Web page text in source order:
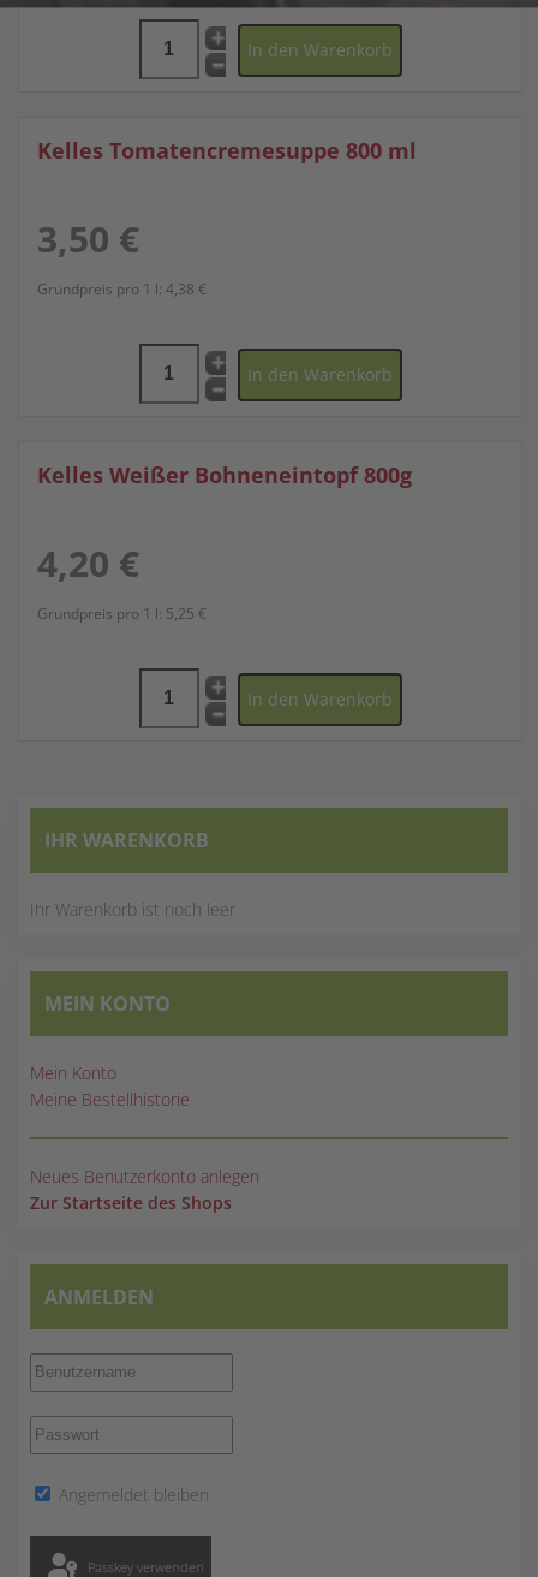
Kelles Tomatencremesuppe 800 ml
3,50 €
Grundpreis pro 1 l: 4,38 €
Kelles Weißer Bohneneintopf 800g
4,20 €
Grundpreis pro 1 l: 5,25 €
IHR WARENKORB
Ihr Warenkorb ist noch leer.
MEIN KONTO
Mein Konto
Meine Bestellhistorie
Neues Benutzerkonto anlegen
Zur Startseite des Shops
ANMELDEN
Angemeldet bleiben
Passkey verwenden